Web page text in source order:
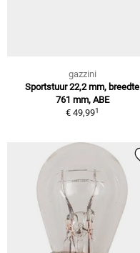
gazzini
Sportstuur 22,2 mm, breedte
761 mm, ABE
€ 49,991